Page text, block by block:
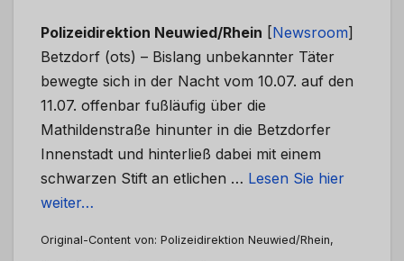
Polizeidirektion Neuwied/Rhein [Newsroom]
Betzdorf (ots) – Bislang unbekannter Täter
bewegte sich in der Nacht vom 10.07. auf den
11.07. offenbar fußläufig über die
Mathildenstraße hinunter in die Betzdorfer
Innenstadt und hinterließ dabei mit einem
schwarzen Stift an etlichen … Lesen Sie hier
weiter…
Original-Content von: Polizeidirektion Neuwied/Rhein,